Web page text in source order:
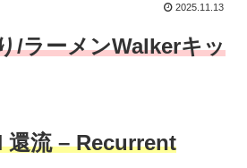
2025.11.13
/ラーメンWalkerキッ
還流 – Recurrent